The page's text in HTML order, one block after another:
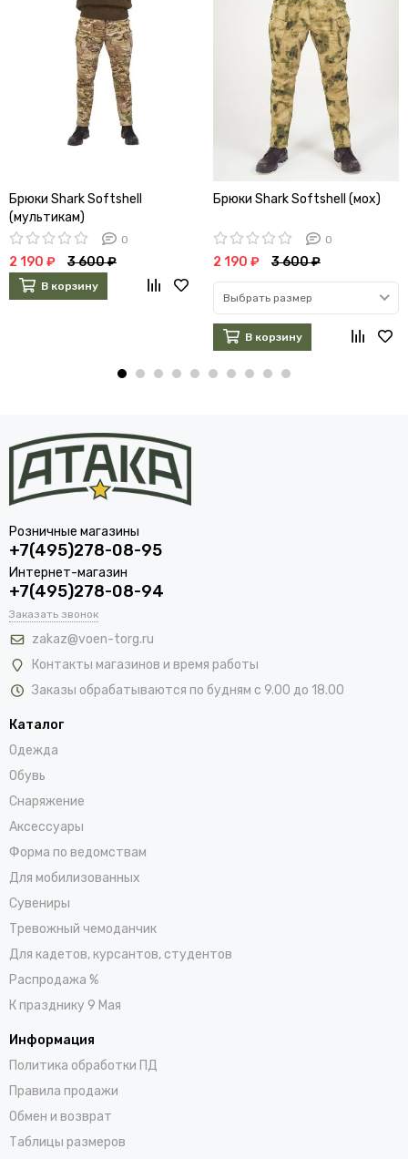
Брюки Shark Softshell
(мультикам)
0
2 190 ₽ 3 600 ₽
В корзину
Брюки Shark Softshell (мох)
0
2 190 ₽ 3 600 ₽
Выбрать размер
В корзину
Розничные магазины
+7(495)278-08-95
Интернет-магазин
+7(495)278-08-94
Заказать звонок
zakaz@voen-torg.ru
Контакты магазинов и время работы
Заказы обрабатываются по будням с 9.00 до 18.00
Каталог
Одежда
Обувь
Снаряжение
Аксессуары
Форма по ведомствам
Для мобилизованных
Сувениры
Тревожный чемоданчик
Для кадетов, курсантов, студентов
Распродажа %
К празднику 9 Мая
Информация
Политика обработки ПД
Правила продажи
Обмен и возврат
Таблицы размеров